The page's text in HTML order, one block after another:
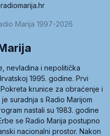
Marija 1997-2026
nevladina i nepolitička
1995. godine. Prvi
krunice za obraćenje i
suradnja s Radio Marijom
nastali su 1983. godine
se Radio Marija postupno
nacionalni prostor. Nakon